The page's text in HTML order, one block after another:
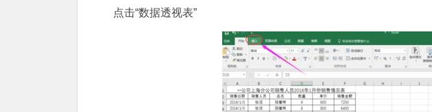
点击“数据透视表”